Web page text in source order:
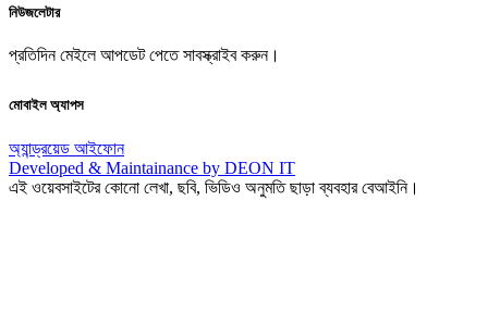
নিউজলেটার
প্রতিদিন মেইলে আপডেট পেতে সাবস্ক্রাইব করুন।
মোবাইল অ্যাপস
অ্যান্ড্রয়েড আইফোন
Developed & Maintainance by DEON IT
এই ওয়েবসাইটের কোনো লেখা, ছবি, ভিডিও অনুমতি ছাড়া ব্যবহার বেআইনি।